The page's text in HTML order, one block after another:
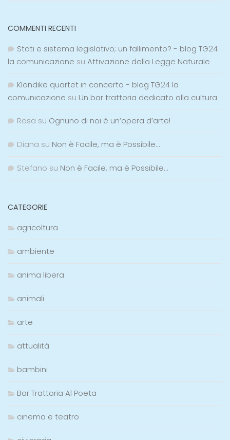
COMMENTI RECENTI
Stati e sistema legislativo; un fallimento? - blog TG24
la comunicazione su Attivazione della Legge Naturale
Klondike quartet in concerto - blog TG24 la
comunicazione su Un bar trattoria dedicato alla cultura
Rosa su Ognuno di noi è un’opera d’arte!
Diana su Non è Facile, ma è Possibile…
Stefano su Non è Facile, ma è Possibile…
CATEGORIE
agricoltura
ambiente
anima libera
animali
arte
attualità
bambini
Bar Trattoria Al Poeta
cinema e teatro